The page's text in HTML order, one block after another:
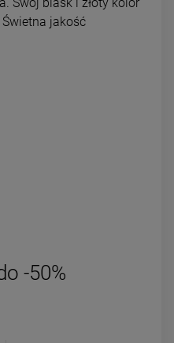
Swój blask i złoty kolor
jakość
-50%